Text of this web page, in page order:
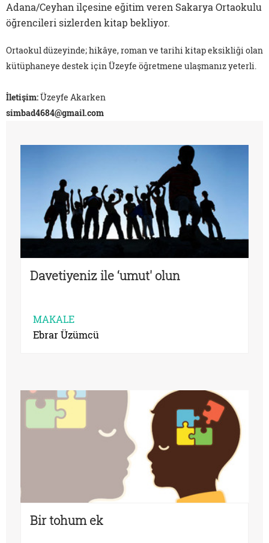
Adana/Ceyhan ilçesine eğitim veren Sakarya Ortaokulu
öğrencileri sizlerden kitap bekliyor.
Ortaokul düzeyinde; hikâye, roman ve tarihi kitap eksikliği olan
kütüphaneye destek için Üzeyfe öğretmene ulaşmanız yeterli.
İletişim:Üzeyfe Akarken
simbad4684@gmail.com
Davetiyeniz ile ‘umut' olun
MAKALE
Ebrar Üzümcü
Bir tohum ek